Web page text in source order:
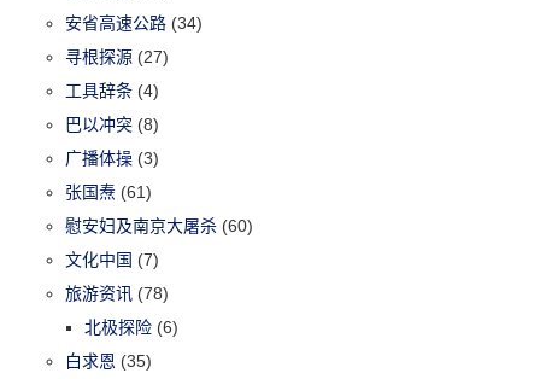
安省高速公路 (34)
寻根探源 (27)
工具辞条 (4)
巴以冲突 (8)
广播体操 (3)
张国焘 (61)
慰安妇及南京大屠杀 (60)
文化中国 (7)
旅游资讯 (78)
北极探险 (6)
白求恩 (35)